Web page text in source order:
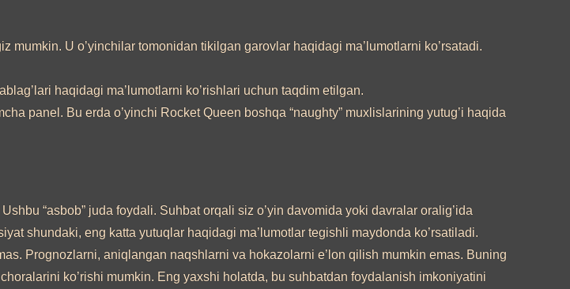
U o’yinchilar tomonidan tikilgan garovlar haqidagi ma’lumotlarni ko’rsatadi.
haqidagi ma’lumotlarni ko’rishlari uchun taqdim etilgan.
panel. Bu erda o’yinchi Rocket Queen boshqa “naughty” muxlislarining yutug’i haqida
“asbob” juda foydali. Suhbat orqali siz o’yin davomida yoki davralar oralig’ida
shundaki, eng katta yutuqlar haqidagi ma’lumotlar tegishli maydonda ko’rsatiladi.
Prognozlarni, aniqlangan naqshlarni va hokazolarni e’lon qilish mumkin emas. Buning
ko’rishi mumkin. Eng yaxshi holatda, bu suhbatdan foydalanish imkoniyatini